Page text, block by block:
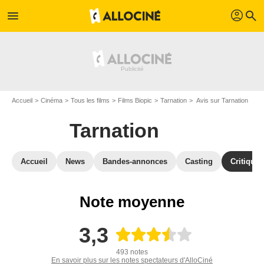
menu profil search
Accueil Cinéma Tous les films Films Biopic Tarnation Avis sur Tarnation
Tarnation
Accueil News Bandes-annonces Casting
Note moyenne
3,3
493 notes
En savoir plus sur les notes spectateurs d'AlloCiné